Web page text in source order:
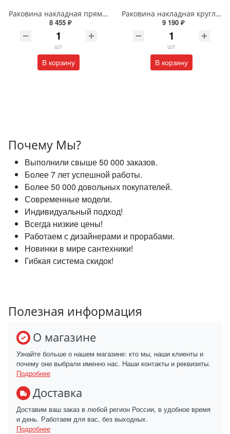
Раковина накладная прямоугольная Wonzon & Woghand TAHOE WW-RN41286-GW белая глянцевая
8 455 ₽
шт
В корзину
Раковина накладная круглая Wonzon & Woghand ERIE WW-RN4076-MB черная матовая
9 190 ₽
шт
В корзину
Почему Мы?
Выполнили свыше 50 000 заказов.
Более 7 лет успешной работы.
Более 50 000 довольных покупателей.
Современные модели.
Индивидуальный подход!
Всегда низкие цены!
Работаем с дизайнерами и прорабами.
Новинки в мире сантехники!
Гибкая система скидок!
Полезная информация
О магазине
Узнайте больше о нашем магазине: кто мы, наши клиенты и
почему они выбрали именно нас. Наши контакты и реквизиты.
Подробнее
Доставка
Доставим ваш заказ в любой регион России, в удобное время
и день. Работаем для вас, без выходных.
Подробнее